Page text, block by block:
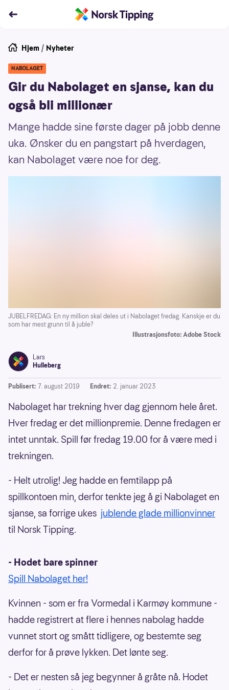
Hjem / Nyheter
NABOLAGET
Gir du Nabolaget en sjanse, kan du
også bli millionær
Mange hadde sine første dager på jobb denne
uka. Ønsker du en pangstart på hverdagen,
kan Nabolaget være noe for deg.
JUBELFREDAG: En ny million skal deles ut i Nabolaget fredag. Kanskje er du
som har mest grunn til å juble?
Illustrasjonsfoto: Adobe Stock
Lars
Hulleberg
Publisert: 7. august 2019 Endret: 2. januar 2023
Nabolaget har trekning hver dag gjennom hele året.
Hver fredag er det millionpremie. Denne fredagen er
intet unntak. Spill før fredag 19.00 for å være med i
trekningen.
- Helt utrolig! Jeg hadde en femtilapp på
spillkontoen min, derfor tenkte jeg å gi Nabolaget en
sjanse, sa forrige ukes jublende glade millionvinner
til Norsk Tipping.
- Hodet bare spinner
Spill Nabolaget her!
Kvinnen - som er fra Vormedal i Karmøy kommune -
hadde registrert at flere i hennes nabolag hadde
vunnet stort og smått tidligere, og bestemte seg
derfor for å prøve lykken. Det lønte seg.
- Det er nesten så jeg begynner å gråte nå. Hodet